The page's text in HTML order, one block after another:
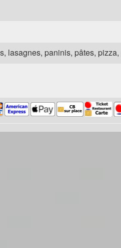
lasagnes, paninis, pâtes,